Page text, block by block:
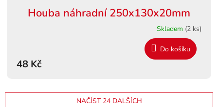
Houba náhradní 250x130x20mm
Skladem (2 ks)
48 Kč
Do košíku
NAČÍST 24 DALŠÍCH